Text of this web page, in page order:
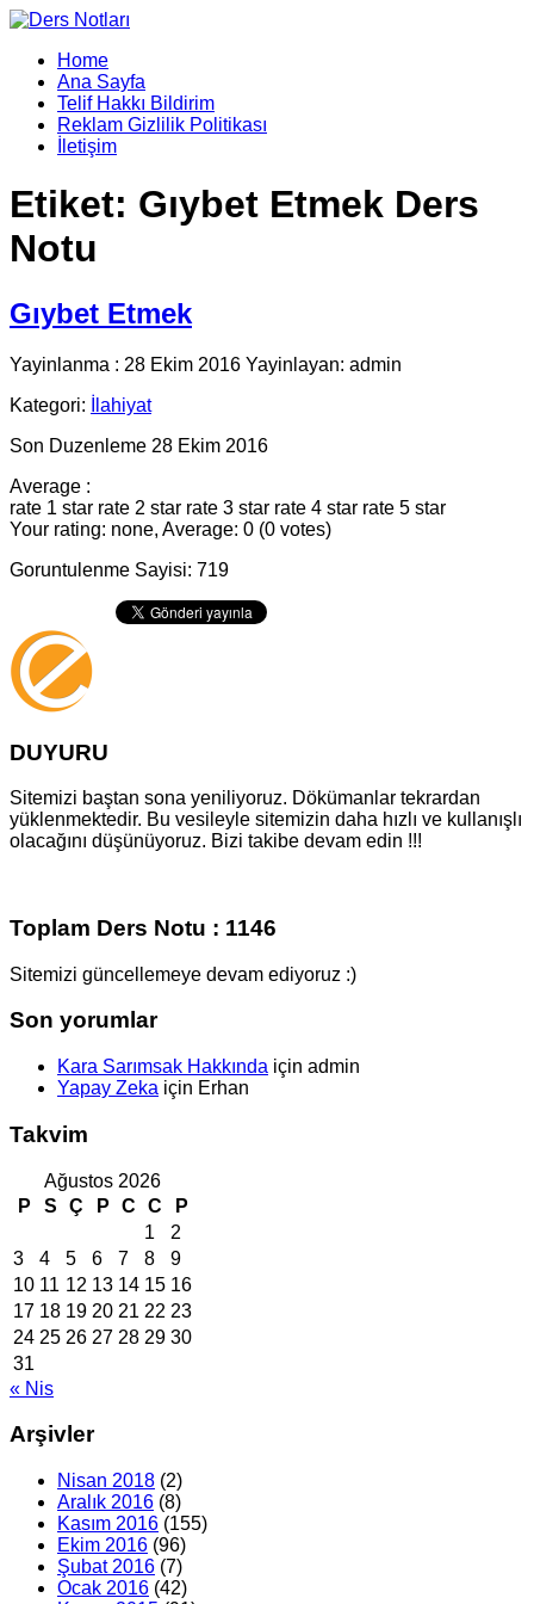
Home
Ana Sayfa
Telif Hakkı Bildirim
Reklam Gizlilik Politikası
İletişim
Etiket: Gıybet Etmek Ders
Notu
Gıybet Etmek
Yayinlanma : 28 Ekim 2016 Yayinlayan: admin
Kategori:
İlahiyat
Son Duzenleme 28 Ekim 2016
Average :
rate 1 star rate 2 star rate 3 star rate 4 star rate 5 star
Your rating: none, Average: 0 (0 votes)
Goruntulenme Sayisi: 719
DUYURU
Sitemizi baştan sona yeniliyoruz. Dökümanlar tekrardan
yüklenmektedir. Bu vesileyle sitemizin daha hızlı ve kullanışlı
olacağını düşünüyoruz. Bizi takibe devam edin !!!
Toplam Ders Notu : 1146
Sitemizi güncellemeye devam ediyoruz :)
Son yorumlar
Kara Sarımsak Hakkında için admin
Yapay Zeka için Erhan
Takvim
Ağustos 2026
P
S Ç P C C
P
1
2
3
4 5 6 7 8
9
10 11 12 13 14 15 16
17 18 19 20 21 22 23
24 25 26 27 28 29 30
31
« Nis
Arşivler
Nisan 2018 (2)
Aralık 2016 (8)
Kasım 2016 (155)
Ekim 2016 (96)
Şubat 2016 (7)
Ocak 2016 (42)